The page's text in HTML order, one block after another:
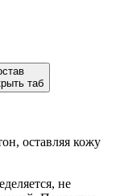
оставляя кожу
не